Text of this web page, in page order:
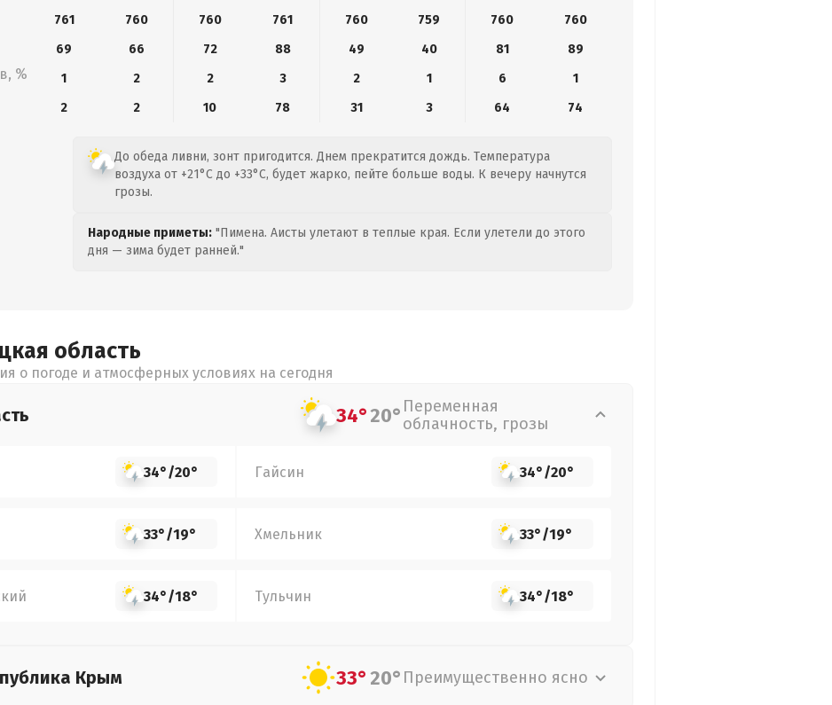
%
761 760 760 761 760 759 760
760
69
66 72 88 49 40 81
89
1
2 2 3 2 1 6
1
2
2 10 78 31 3 64 74
До обеда ливни, зонт пригодится. Днем прекратится дождь. Температура
воздуха от +21°C до +33°C, будет жарко, пейте больше воды. К вечеру начнутся
грозы.
Народные приметы: "Пимена. Аисты улетают в теплые края. Если улетели до этого
дня — зима будет ранней."
область
о погоде и атмосферных условиях на сегодня
34°20° Переменная
облачность, грозы
34°/20° Гайсин 34°/20°
33°/19° Хмельник 33°/19°
34°/18° Тульчин 34°/18°
Крым 33°20° Преимущественно ясно